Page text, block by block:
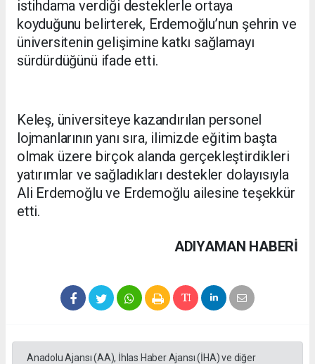
istihdama verdiği desteklerle ortaya
koyduğunu belirterek, Erdemoğlu’nun şehrin ve
üniversitenin gelişimine katkı sağlamayı
sürdürdüğünü ifade etti.
Keleş, üniversiteye kazandırılan personel
lojmanlarının yanı sıra, ilimizde eğitim başta
olmak üzere birçok alanda gerçekleştirdikleri
yatırımlar ve sağladıkları destekler dolayısıyla
Ali Erdemoğlu ve Erdemoğlu ailesine teşekkür
etti.
ADIYAMAN HABERİ
Anadolu Ajansı (AA), İhlas Haber Ajansı (İHA) ve diğer